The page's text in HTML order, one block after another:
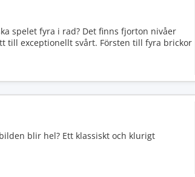
spelet fyra i rad? Det finns fjorton nivåer
till exceptionellt svårt. Försten till fyra brickor
blir hel? Ett klassiskt och klurigt